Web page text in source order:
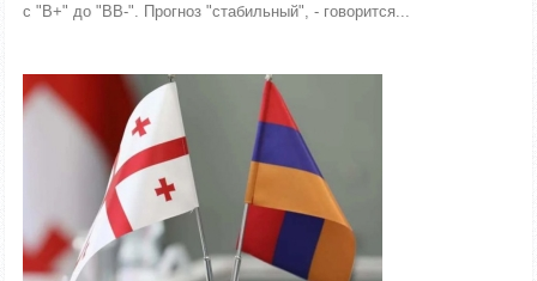
с "B+" до "BB-". Прогноз "стабильный", - говорится...